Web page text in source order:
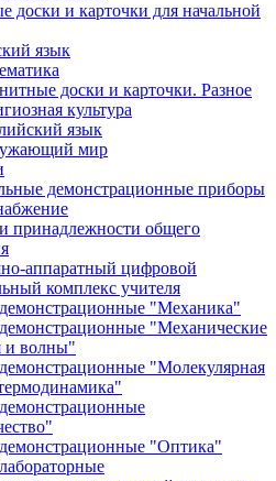
доски и карточки для начальной
язык
доски и карточки. Разное
культура
язык
мир
демонстрационные приборы
принадлежности общего
аппаратный цифровой
комплекс учителя
"Механика"
"Механические
и волны"
"Молекулярная
"Оптика"